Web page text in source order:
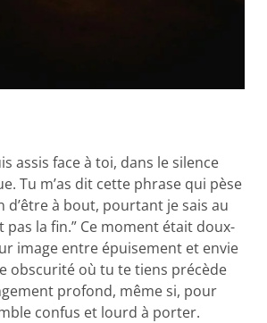
assis face à toi, dans le silence
Tu m’as dit cette phrase qui pèse
d’être à bout, pourtant je sais au
pas la fin.” Ce moment était doux-
image entre épuisement et envie
obscurité où tu te tiens précède
profond, même si, pour
confus et lourd à porter.